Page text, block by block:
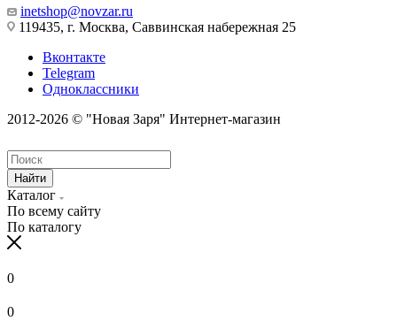
inetshop@novzar.ru
119435, г. Москва, Саввинская набережная 25
Вконтакте
Telegram
Одноклассники
2012-2026 © "Новая Заря" Интернет-магазин
Найти
Каталог
По всему сайту
По каталогу
0
0